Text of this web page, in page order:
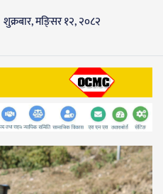
शुक्रबार, मङि्सर १२, २०८२